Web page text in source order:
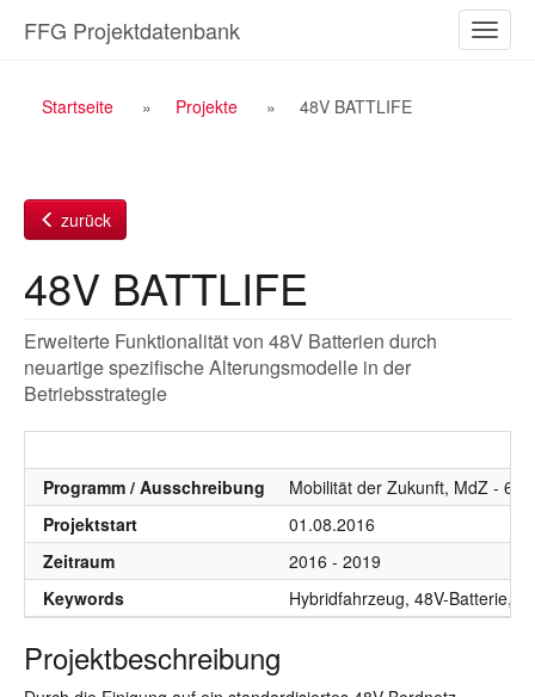
Inhalt
ein-/
FFG Projektdatenbank
Breadcrumb
Startseite Projekte 48V BATTLIFE
zurück
48V BATTLIFE
Erweiterte Funktionalität von 48V Batterien durch
neuartige spezifische Alterungsmodelle in der
Betriebsstrategie
Programm / Ausschreibung
Mobilität der Zukunft, MdZ - 6.
Projektstart
01.08.2016
Zeitraum
2016 - 2019
Keywords
Hybridfahrzeug, 48V-Batterie,
Projektbeschreibung